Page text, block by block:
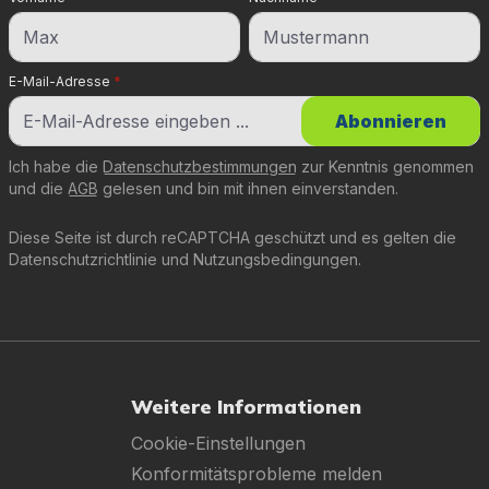
E-Mail-Adresse *
Diese Seite ist durch reCAPTCHA geschützt und es gelten die
Datenschutzrichtlinie und Nutzungsbedingungen.
Ich habe die Datenschutzbestimmungen zur Kenntnis genommen
und die AGB gelesen und bin mit ihnen einverstanden.
Abonnieren
Weitere Informationen
Cookie-Einstellungen
Konformitätsprobleme melden